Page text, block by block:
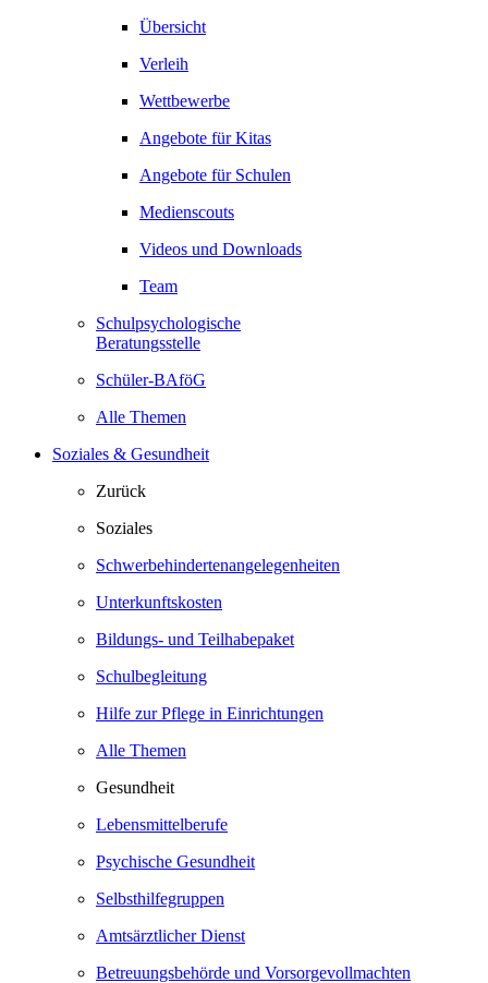
Übersicht
Verleih
Wettbewerbe
Angebote für Kitas
Angebote für Schulen
Medienscouts
Videos und Downloads
Team
Schulpsychologische
Beratungsstelle
Schüler-BAföG
Alle Themen
Soziales & Gesundheit
Zurück
Soziales
Schwerbehindertenangelegenheiten
Unterkunftskosten
Bildungs- und Teilhabepaket
Schulbegleitung
Hilfe zur Pflege in Einrichtungen
Alle Themen
Gesundheit
Lebensmittelberufe
Psychische Gesundheit
Selbsthilfegruppen
Amtsärztlicher Dienst
Betreuungsbehörde und Vorsorgevollmachten